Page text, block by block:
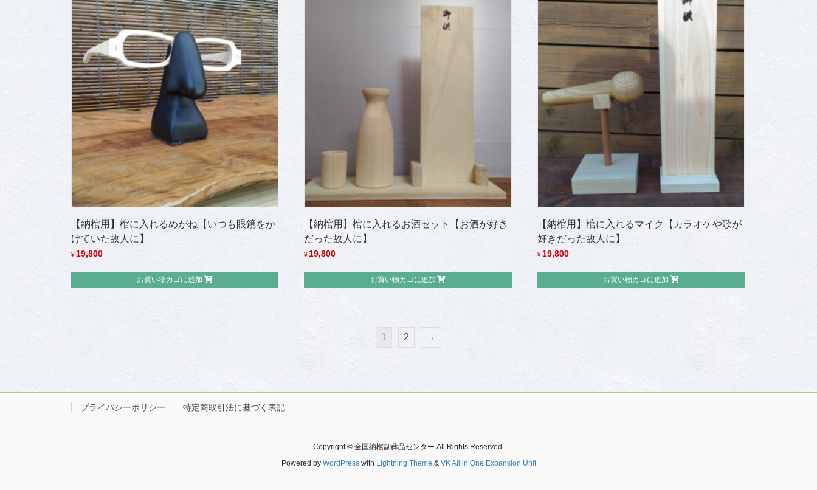
【納棺用】棺に入れるめがね【いつも眼鏡をか
けていた故人に】
¥ 19,800
お買い物カゴに追加
【納棺用】棺に入れるお酒セット【お酒が好き
だった故人に】
¥ 19,800
お買い物カゴに追加
【納棺用】棺に入れるマイク【カラオケや歌が
好きだった故人に】
¥ 19,800
お買い物カゴに追加
1 2 →
プライバシーポリシー 特定商取引法に基づく表記
Copyright © 全国納棺副葬品センター All Rights Reserved.
Powered by WordPresswith Lightning Theme & VK All in One Expansion Unit